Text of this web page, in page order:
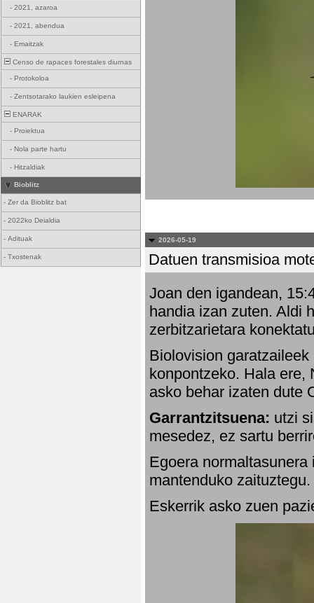
- 2021, azaroa
- 2021, abendua
- Emaitzak
Censo de rapaces forestales diurnas
- Protokoloa
- Zentsotarako laukien esleipena
ENARAK
- Proiektua
- Nola parte hartu
- Hitzaldiak
Bioblitz
- Zer da Bioblitz bat
- 2022ko Deialdia
- Adituak
- Txostenak
2026-05-19
Datuen transmisioa
Joan den igandean,
handia izan zuten. Aldi
zerbitzarietara
Biolovision
konpontzeko. Hala ere,
asko behar izaten dute
Garrantzitsuena: utzi
mesedez, ez sartu
Egoera
mantenduko
Eskerrik asko zuen